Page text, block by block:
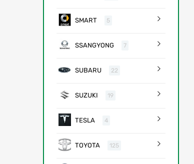
SMART 5
SSANGYONG 7
SUBARU 22
SUZUKI 19
TESLA 4
TOYOTA 125